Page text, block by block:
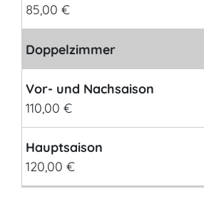
85,00 €
Doppelzimmer
Vor- und Nachsaison
110,00 €
Hauptsaison
120,00 €